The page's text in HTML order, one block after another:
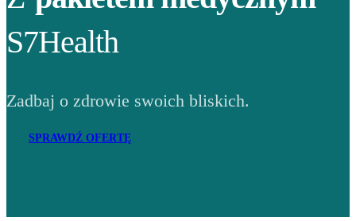
S7Health
Zadbaj o zdrowie swoich bliskich.
SPRAWDŹ OFERTĘ